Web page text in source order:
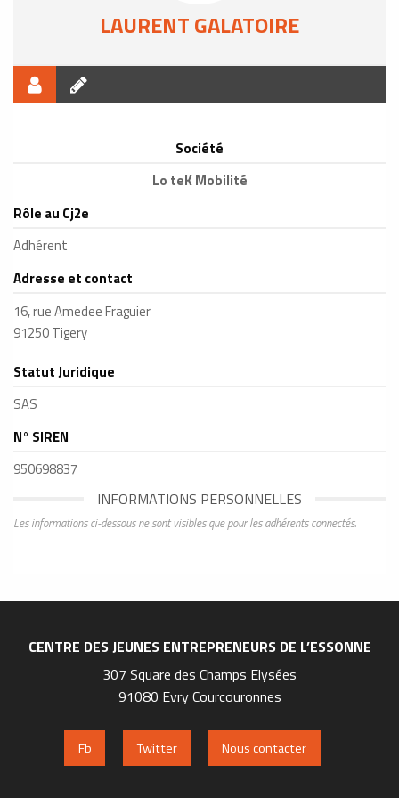
LAURENT GALATOIRE
Société
Lo teK Mobilité
Rôle au Cj2e
Adhérent
Adresse et contact
16, rue Amedee Fraguier
91250 Tigery
Statut Juridique
SAS
N° SIREN
950698837
INFORMATIONS PERSONNELLES
Les informations ci-dessous ne sont visibles que pour les adhérents connectés.
CENTRE DES JEUNES ENTREPRENEURS DE L’ESSONNE
307 Square des Champs Elysées
91080 Evry Courcouronnes
Fb Twitter Nous contacter